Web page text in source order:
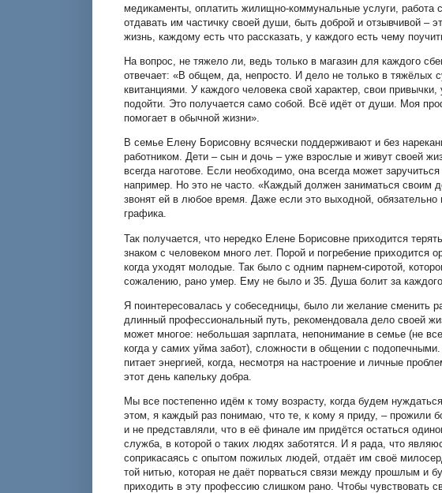
медикаменты, оплатить жилищно-коммунальные услуги, работа
отдавать им частичку своей души, быть доброй и отзывчивой
жизнь, каждому есть что рассказать, у каждого есть чему
На вопрос, не тяжело ли, ведь только в магазин для каждого
отвечает: «В общем, да, непросто. И дело не только в тяжёлых
квитанциями. У каждого человека свой характер, свои
подойти. Это получается само собой. Всё идёт от души. Моя
помогает в обычной жизни».
В семье Елену Борисовну всячески поддерживают и без
работником. Дети – сын и дочь – уже взрослые и живут своей
всегда наготове. Если необходимо, она всегда может
например. Но это не часто. «Каждый должен заниматься своим
звонят ей в любое время. Даже если это выходной,
графика.
Так получается, что нередко Елене Борисовне приходится
знаком с человеком много лет. Порой и погребение приходится
когда уходят молодые. Так было с одним парнем-сиротой,
сожалению, рано умер. Ему не было и 35. Душа болит за
Я поинтересовалась у собеседницы, было ли желание сменить
длинный профессиональный путь, рекомендовала дело своей
может многое: небольшая зарплата, непонимание в семье (не
когда у самих уйма забот), сложности в общении с
питает энергией, когда, несмотря на настроение и личные
этот день капельку добра.
Мы все постепенно идём к тому возрасту, когда будем
этом, я каждый раз понимаю, что те, к кому я приду, –
и не представляли, что в её финале им придётся остаться
служба, в которой о таких людях заботятся. И я рада, что
соприкасаясь с опытом пожилых людей, отдаёт им своё
той нитью, которая не даёт порваться связи между прошлым и
приходить в эту профессию слишком рано. Чтобы чувствовать